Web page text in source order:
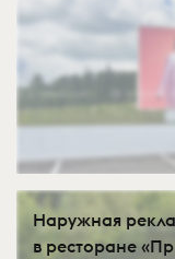
Наружная
в ресторане